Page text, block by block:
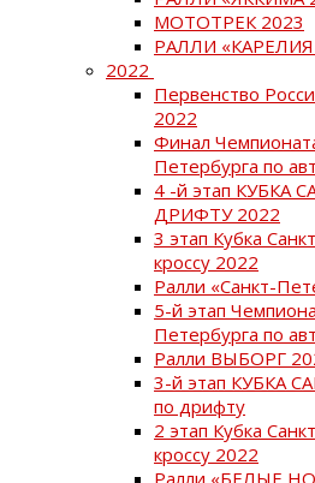
МОТОТРЕК 2023
РАЛЛИ «КАРЕЛИЯ
2022
Первенство
2022
Финал
Петербурга по
4 -й этап КУБКА
ДРИФТУ 2022
3 этап Кубка
кроссу 2022
Ралли «Санкт-
5-й этап
Петербурга по
Ралли ВЫБОРГ
3-й этап КУБКА
по дрифту
2 этап Кубка
кроссу 2022
Ралли «БЕЛЫЕ